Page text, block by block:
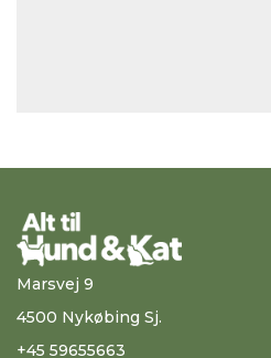
Marsvej 9
4500 Nykøbing Sj.
+45 59655663